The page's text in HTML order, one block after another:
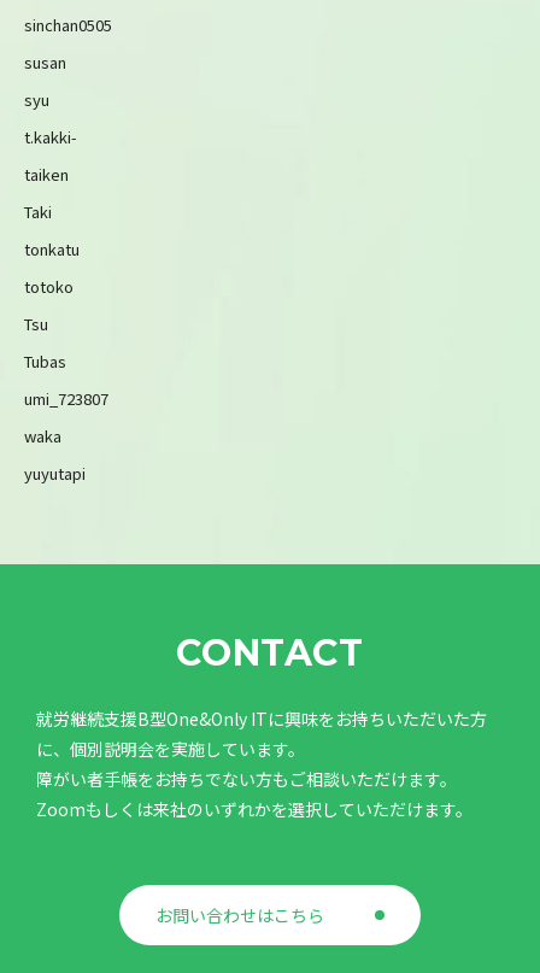
sinchan0505
susan
syu
t.kakki-
taiken
Taki
tonkatu
totoko
Tsu
Tubas
umi_723807
waka
yuyutapi
CONTACT
就労継続支援B型One&Only ITに興味をお持ちいただいた方
に、個別説明会を実施しています。
障がい者手帳をお持ちでない方もご相談いただけます。
Zoomもしくは来社のいずれかを選択していただけます。
お問い合わせはこちら